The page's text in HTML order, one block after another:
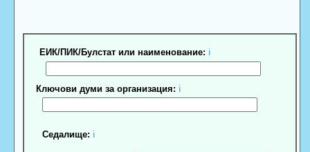
ЕИК/ПИК/Булстат или наименование: ℹ
Ключови думи за организация: ℹ
Седалище: ℹ